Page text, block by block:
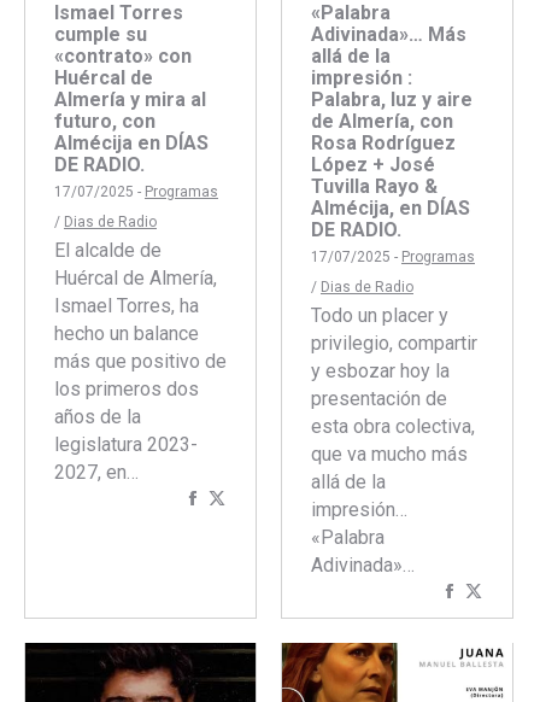
Ismael Torres
cumple su
«contrato» con
Huércal de
Almería y mira al
futuro, con
Almécija en DÍAS
DE RADIO.
17/07/2025 - Programas
/ Dias de Radio
El alcalde de
Huércal de Almería,
Ismael Torres, ha
hecho un balance
más que positivo de
los primeros dos
años de la
legislatura 2023-
2027, en…
Compartir
«Palabra
Adivinada»… Más
allá de la
impresión :
Palabra, luz y aire
de Almería, con
Rosa Rodríguez
López + José
Tuvilla Rayo &
Almécija, en DÍAS
DE RADIO.
17/07/2025 - Programas
/ Dias de Radio
Todo un placer y
privilegio, compartir
y esbozar hoy la
presentación de
esta obra colectiva,
que va mucho más
allá de la
impresión…
«Palabra
Adivinada»…
Compartir
concon